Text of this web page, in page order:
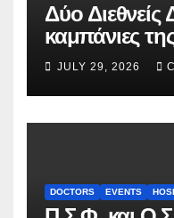
Δύο Διεθνείς
καμπάνιες
FOOH
JULY 29, 2026
DOCTORS EVENTS